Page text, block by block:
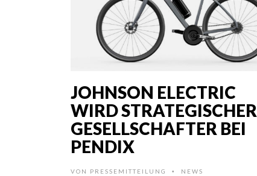
JOHNSON ELECTRIC
WIRD STRATEGISCHER
GESELLSCHAFTER BEI
PENDIX
VON PRESSEMITTEILUNG • NEWS